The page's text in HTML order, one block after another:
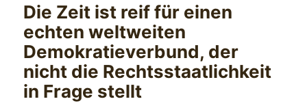
Die Zeit ist reif für einen
echten weltweiten
Demokratieverbund, der
nicht die Rechtsstaatlichkeit
in Frage stellt